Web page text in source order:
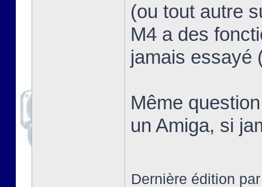
(ou tout autre
M4 a des
jamais essayé
Même
un Amiga, si
Dernière édition